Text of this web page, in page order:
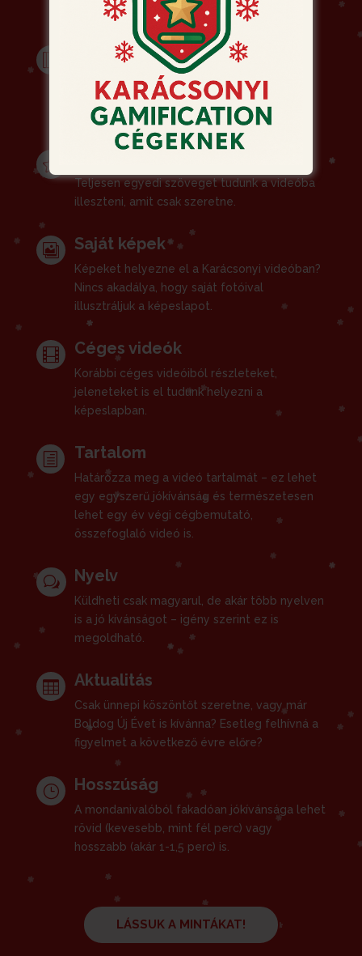
Arculat
A videó megjelenését a céges arculat
határozza meg: színek, logó, betűtípus,
jellemző formák stb.

Teljesen egyedi szöveget tudunk a videóba
illeszteni, amit csak szeretne.
 Saját képek
Képeket helyezne el a Karácsonyi videóban?
Nincs akadálya, hogy saját fotóival
illusztráljuk a képeslapot.
 Céges videók
Korábbi céges videóiból részleteket,
jeleneteket is el tudunk helyezni a
képeslapban.
h Tartalom
Határozza meg a videó tartalmát – ez lehet
egy egyszerű jókívánság és természetesen
lehet egy év végi cégbemutató,
összefoglaló videó is.
w Nyelv
Küldheti csak magyarul, de akár több nyelven
is a jó kívánságot – igény szerint ez is
megoldható.
 Aktualitás
Csak ünnepi köszöntőt szeretne, vagy már
Boldog Új Évet is kívánna? Esetleg felhívná a
figyelmet a következő évre előre?
} Hosszúság
A mondanivalóból fakadóan jókívánsága lehet
rövid (kevesebb, mint fél perc) vagy
hosszabb (akár 1-1,5 perc) is.
LÁSSUK A MINTÁKAT!